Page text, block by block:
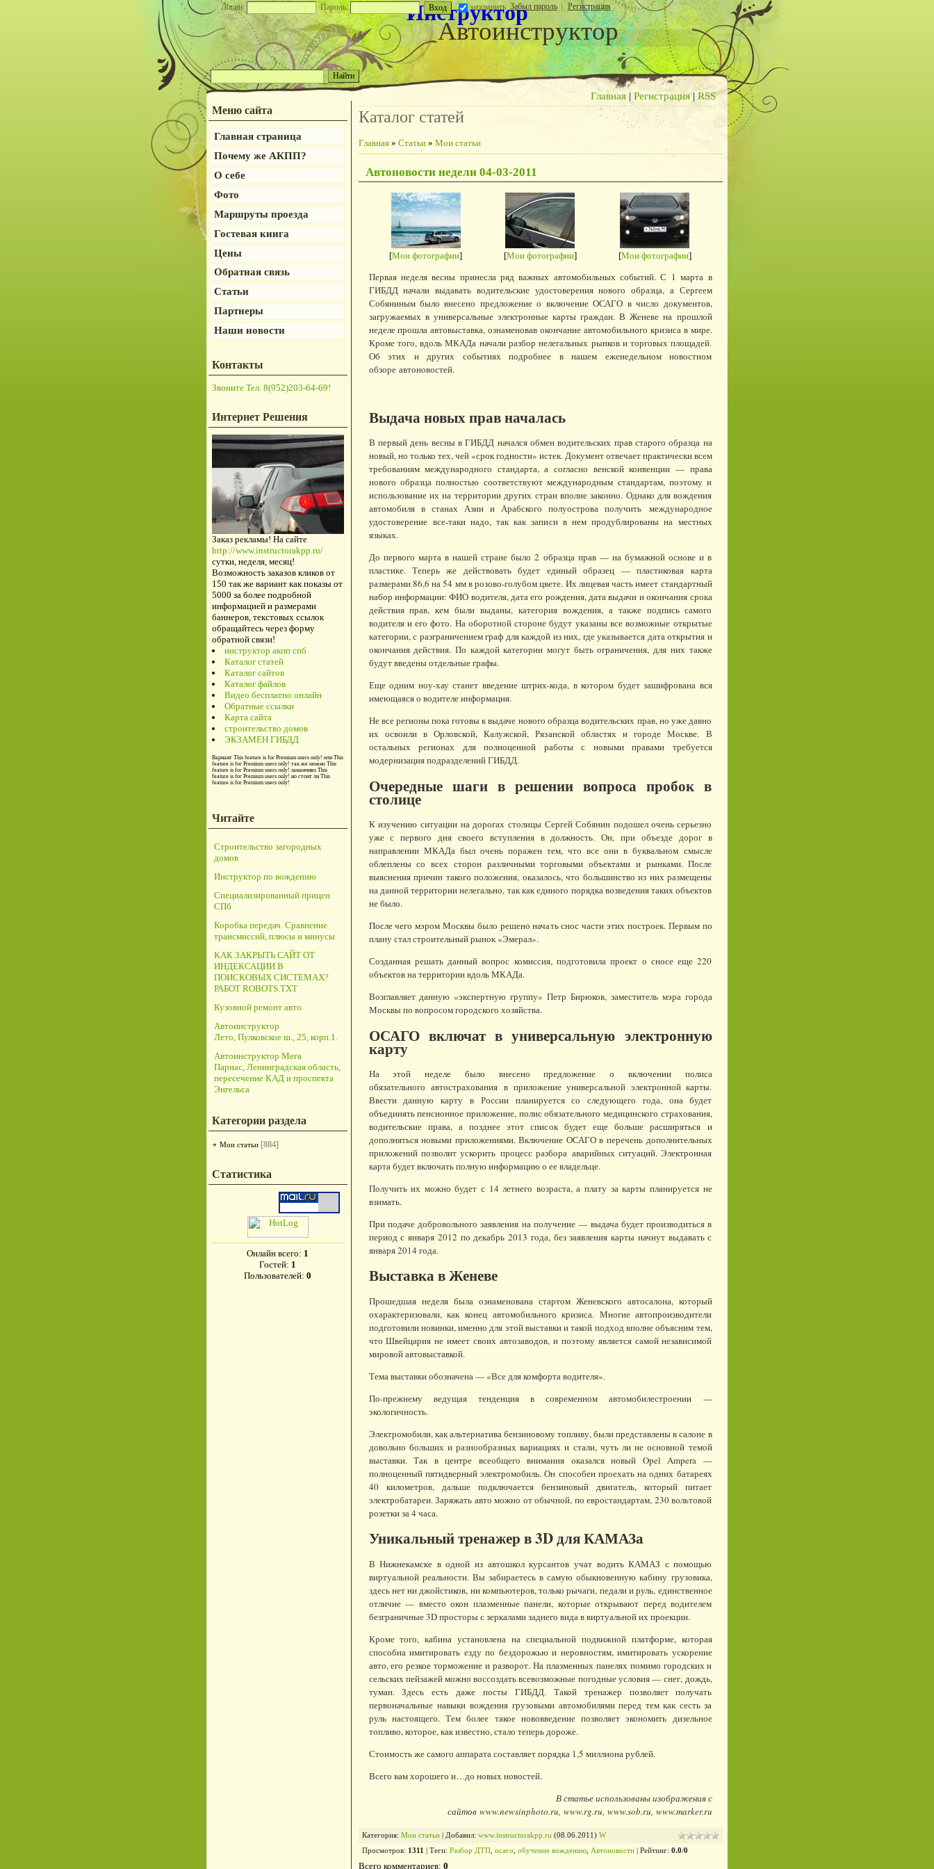
Логин: Пароль: запомнить Забыл пароль | Регистрация
Автоинструктор
Инструктор
Главная| Регистрация|RSS
Меню сайта
Главная страница
Почему же АКПП?
О себе
Фото
Маршруты проезда
Гостевая книга
Цены
Обратная связь
Статьи
Партнеры
Наши новости
Контакты
Звоните Тел. 8(952)203-64-69!
Интернет Решения
Заказ рекламы! На сайте
http://www.instructorakpp.ru/
сутки, неделя, месяц!
Возможность заказов кликов от
150 так же вариант как показы от
5000 за более подробной
информацией и размерами
баннеров, текстовых ссылок
обращайтесь через форму
обратной связи!
инструктор акпп спб
Каталог статей
Каталог сайтов
Каталог файлов
Видео бесплатно онлайн
Обратные ссылки
Карта сайта
строительство домов
ЭКЗАМЕН ГИБДД
Вариант This feature is for Premium users only! или This
feature is for Premium users only! так же можно This
feature is for Premium users only! заманчиво This
feature is for Premium users only! но стоит ли This
feature is for Premium users only!
Читайте
Строительство загородных
домов
Инструктор по вождению
Специализированный прицеп
СПб
Коробка передач. Сравнение
трансмиссий, плюсы и минусы
КАК ЗАКРЫТЬ САЙТ ОТ
ИНДЕКСАЦИИ В
ПОИСКОВЫХ СИСТЕМАХ?
РАБОТ ROBOTS.TXT
Кузовной ремонт авто
Автоинструктор
Лето, Пулковское ш., 25, корп.1.
Автоинструктор Мега
Парнас, Ленинградская область,
пересечение КАД и проспекта
Энгельса
Категории раздела
Мои статьи [884]
Статистика
Онлайн всего: 1
Гостей: 1
Пользователей: 0
Каталог статей
Главная» Статьи» Мои статьи
Автоновости недели 04-03-2011
[Мои фотографии] [Мои фотографии] [Мои фотографии]
Первая неделя весны принесла ряд важных автомобильных событий. С 1 марта в
ГИБДД начали выдавать водительские удостоверения нового образца, а Сергеем
Собяниным было внесено предложение о включение ОСАГО в число документов,
загружаемых в универсальные электронные карты граждан. В Женеве на прошлой
неделе прошла автовыставка, ознаменовав окончание автомобильного кризиса в мире.
Кроме того, вдоль МКАДа начали разбор нелегальных рынков и торговых площадей.
Об этих и других событиях подробнее в нашем еженедельном новостном
обзоре автоновостей.
Выдача новых прав началась
В первый день весны в ГИБДД начался обмен водительских прав старого образца на
новый, но только тех, чей «срок годности» истек. Документ отвечает практически всем
требованиям международного стандарта, а согласно венской конвенции — права
нового образца полностью соответствуют международным стандартам, поэтому и
использование их на территории других стран вполне законно. Однако для вождения
автомобиля в станах Азии и Арабского полуострова получить международное
удостоверение все-таки надо, так как записи в нем продублированы на местных
языках.
До первого марта в нашей стране было 2 образца прав — на бумажной основе и в
пластике. Теперь же действовать будет единый образец — пластиковая карта
размерами 86,6 на 54 мм в розово-голубом цвете. Их лицевая часть имеет стандартный
набор информации: ФИО водителя, дата его рождения, дата выдачи и окончания срока
действия прав, кем были выданы, категория вождения, а также подпись самого
водителя и его фото. На оборотной стороне будут указаны все возможные открытые
категории, с разграничением граф для каждой из них, где указывается дата открытия и
окончания действия. По каждой категории могут быть ограничения, для них также
будут введены отдельные графы.
Еще одним ноу-хау станет введение штрих-кода, в котором будет зашифрована вся
имеющаяся о водителе информация.
Не все регионы пока готовы к выдаче нового образца водительских прав, но уже давно
их освоили в Орловской, Калужской, Рязанской областях и городе Москве. В
остальных регионах для полноценной работы с новыми правами требуется
модернизация подразделений ГИБДД.
Очередные шаги в решении вопроса пробок в
столице
К изучению ситуации на дорогах столицы Сергей Собянин подошел очень серьезно
уже с первого дня своего вступления в должность. Он, при объезде дорог в
направлении МКАДа был очень поражен тем, что все они в буквальном смысле
облеплены со всех сторон различными торговыми объектами и рынками. После
выяснения причин такого положения, оказалось, что большинство из них размещены
на данной территории нелегально, так как единого порядка возведения таких объектов
не было.
После чего мэром Москвы было решено начать снос части этих построек. Первым по
плану стал строительный рынок «Эмерал».
Созданная решать данный вопрос комиссия, подготовила проект о сносе еще 220
объектов на территории вдоль МКАДа.
Возглавляет данную «экспертную группу» Петр Бирюков, заместитель мэра города
Москвы по вопросом городского хозяйства.
ОСАГО включат в универсальную электронную
карту
На этой неделе было внесено предложение о включении полиса
обязательного автострахования в приложение универсальной электронной карты.
Ввести данную карту в России планируется со следующего года, она будет
объединять пенсионное приложение, полис обязательного медицинского страхования,
водительские права, а позднее этот список будет еще больше расширяться и
дополняться новыми приложениями. Включение ОСАГО в перечень дополнительных
приложений позволит ускорить процесс разбора аварийных ситуаций. Электронная
карта будет включать полную информацию о ее владельце.
Получить их можно будет с 14 летнего возраста, а плату за карты планируется не
взимать.
При подаче добровольного заявления на получение — выдача будет производиться в
период с января 2012 по декабрь 2013 года, без заявления карты начнут выдавать с
января 2014 года.
Выставка в Женеве
Прошедшая неделя была ознаменована стартом Женевского автосалона, который
охарактеризовали, как конец автомобильного кризиса. Многие автопроизводители
подготовили новинки, именно для этой выставки и такой подход вполне объясним тем,
что Швейцария не имеет своих автозаводов, и поэтому является самой независимой
мировой автовыставкой.
Тема выставки обозначена — «Все для комфорта водителя».
По-прежнему ведущая тенденция в современном автомобилестроении —
экологичность.
Электромобили, как альтернатива бензиновому топливу, были представлены в салоне в
довольно больших и разнообразных вариациях и стали, чуть ли не основной темой
выставки. Так в центре всеобщего внимания оказался новый Opel Ampera —
полноценный пятидверный электромобиль. Он способен проехать на одних батареях
40 километров, дальше подключается бензиновый двигатель, который питает
электробатареи. Заряжать авто можно от обычной, по евростандартам, 230 вольтовой
розетки за 4 часа.
Уникальный тренажер в 3D для КАМАЗа
В Нижнекамске в одной из автошкол курсантов учат водить КАМАЗ с помощью
виртуальной реальности. Вы забираетесь в самую обыкновенную кабину грузовика,
здесь нет ни джойстиков, ни компьютеров, только рычаги, педали и руль, единственное
отличие — вместо окон плазменные панели, которые открывают перед водителем
безграничные 3D просторы с зеркалами заднего вида в виртуальной их проекции.
Кроме того, кабина установлена на специальной подвижной платформе, которая
способна имитировать езду по бездорожью и неровностям, имитировать ускорение
авто, его резкое торможение и разворот. На плазменных панелях помимо городских и
сельских пейзажей можно воссоздать всевозможные погодные условия — снег, дождь,
туман. Здесь есть даже посты ГИБДД. Такой тренажер позволяет получать
первоначальные навыки вождения грузовыми автомобилями перед тем как сесть за
руль настоящего. Тем более такое нововведение позволяет экономить дизельное
топливо, которое, как известно, стало теперь дороже.
Стоимость же самого аппарата составляет порядка 1,5 миллиона рублей.
Всего вам хорошего и…до новых новостей.
В статье использованы изображения с
сайтов www.newsinphoto.ru, www.rg.ru, www.sob.ru, www.marker.ru
Категория: Мои статьи| Добавил: www.instructorakpp.ru(08.06.2011) W
Просмотров: 1311 Теги: Разбор ДТП, осаго, обучение вождению, Автоновости| Рейтинг: 0.0/0
Всего комментариев: 0